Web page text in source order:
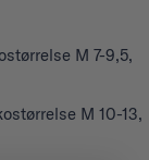
M 7-9,5,
M 10-13,